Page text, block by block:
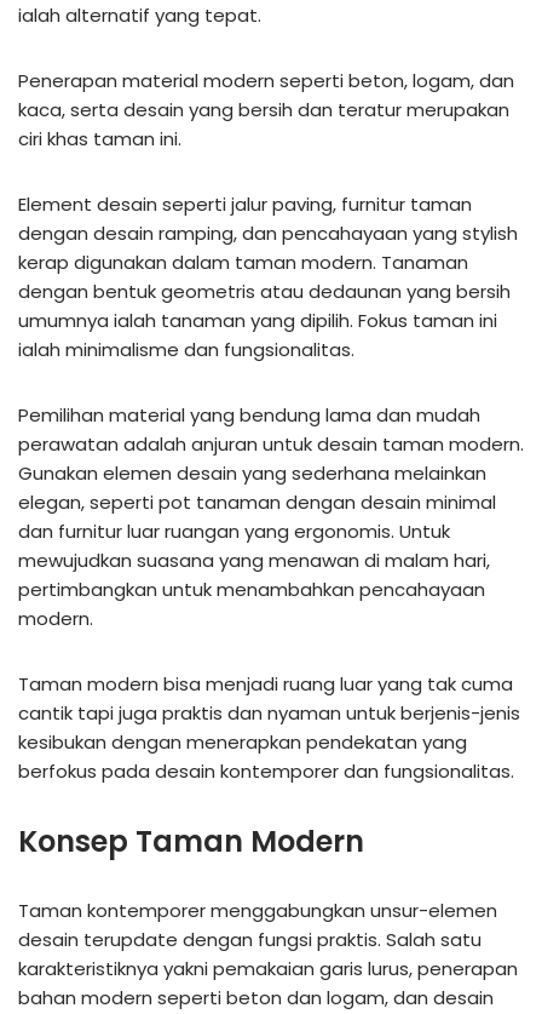
ialah alternatif yang tepat.
Penerapan material modern seperti beton, logam, dan
kaca, serta desain yang bersih dan teratur merupakan
ciri khas taman ini.
Element desain seperti jalur paving, furnitur taman
dengan desain ramping, dan pencahayaan yang stylish
kerap digunakan dalam taman modern. Tanaman
dengan bentuk geometris atau dedaunan yang bersih
umumnya ialah tanaman yang dipilih. Fokus taman ini
ialah minimalisme dan fungsionalitas.
Pemilihan material yang bendung lama dan mudah
perawatan adalah anjuran untuk desain taman modern.
Gunakan elemen desain yang sederhana melainkan
elegan, seperti pot tanaman dengan desain minimal
dan furnitur luar ruangan yang ergonomis. Untuk
mewujudkan suasana yang menawan di malam hari,
pertimbangkan untuk menambahkan pencahayaan
modern.
Taman modern bisa menjadi ruang luar yang tak cuma
cantik tapi juga praktis dan nyaman untuk berjenis-jenis
kesibukan dengan menerapkan pendekatan yang
berfokus pada desain kontemporer dan fungsionalitas.
Konsep Taman Modern
Taman kontemporer menggabungkan unsur-elemen
desain terupdate dengan fungsi praktis. Salah satu
karakteristiknya yakni pemakaian garis lurus, penerapan
bahan modern seperti beton dan logam, dan desain